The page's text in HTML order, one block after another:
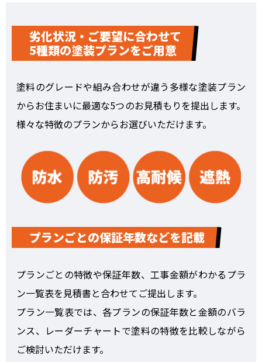
劣化状況・ご要望に合わせて
5種類の塗装プランをご用意
塗料のグレードや組み合わせが違う多様な塗装プラン
からお住まいに最適な5つのお見積もりを提出します。
様々な特徴のプランからお選びいただけます。
プランごとの保証年数などを記載
プランごとの特徴や保証年数、工事金額がわかるプラ
ン一覧表を見積書と合わせてご提出します。
プラン一覧表では、各プランの保証年数と金額のバラ
ンス、レーダーチャートで塗料の特徴を比較しながら
ご検討いただけます。